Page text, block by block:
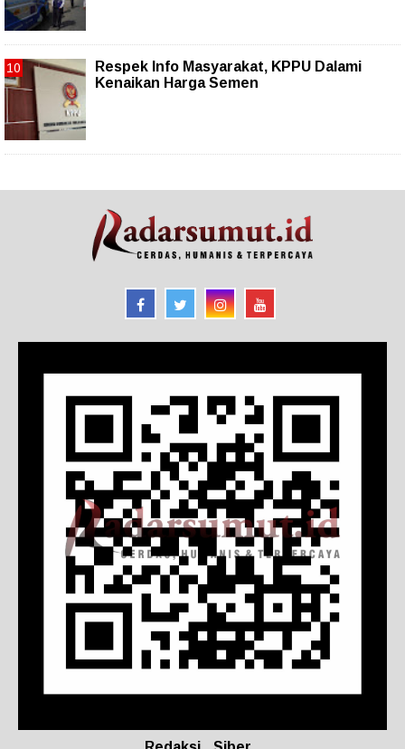
Respek Info Masyarakat, KPPU Dalami
Kenaikan Harga Semen